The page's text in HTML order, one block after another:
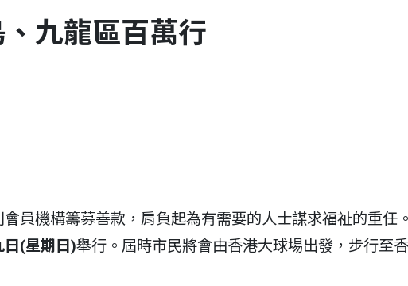
九龍區百萬行
員機構籌募善款，肩負起為有需要的人士謀求福祉的重任
日(星期日)舉行。屆時市民將會由香港大球場出發，步行至